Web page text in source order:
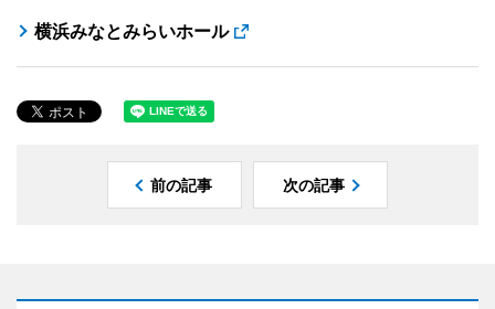
横浜みなとみらいホール
前の記事 次の記事